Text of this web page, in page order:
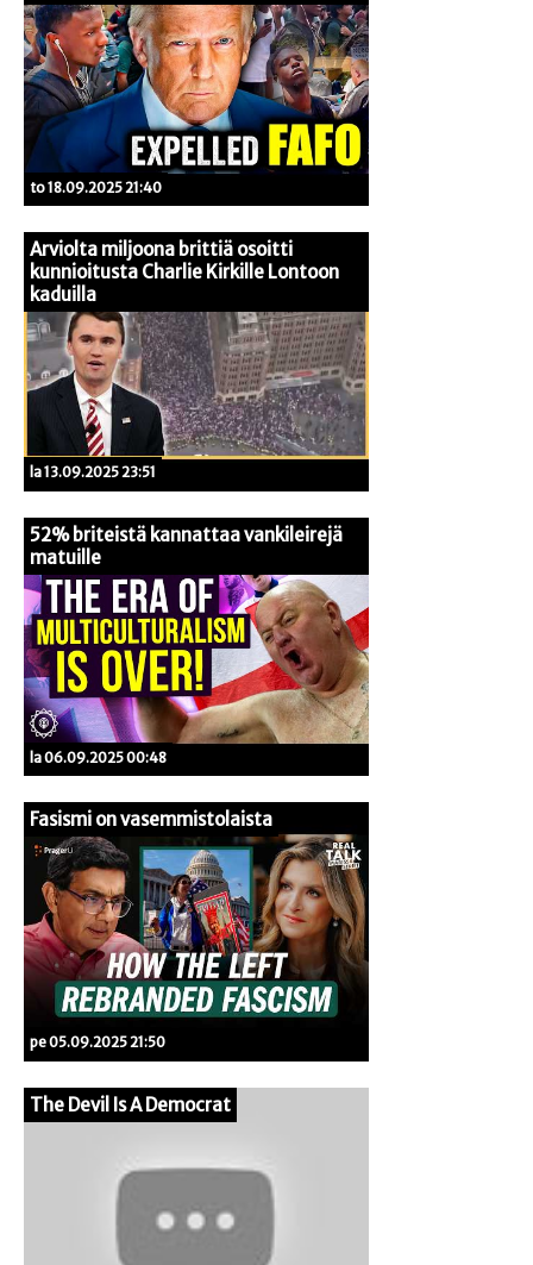
to 18.09.2025 21:40
Arviolta miljoona brittiä osoitti
kunnioitusta Charlie Kirkille Lontoon
kaduilla
la 13.09.2025 23:51
52% briteistä kannattaa vankileirejä
matuille
la 06.09.2025 00:48
Fasismi on vasemmistolaista
pe 05.09.2025 21:50
The Devil Is A Democrat